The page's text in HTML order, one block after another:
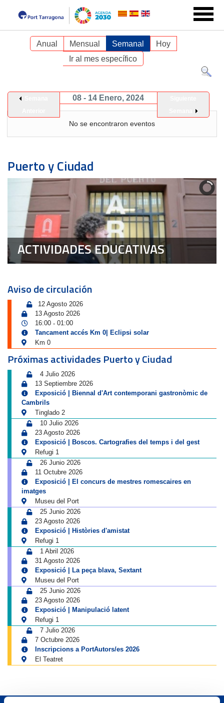
Anual Mensual Semanal
Hoy
Ir al mes específico
08 - 14 Enero, 2024
No se encontraron eventos
Puerto y Ciudad
ACTIVIDADES EDUCATIVAS
Aviso de circulación
12 Agosto 2026
13 Agosto 2026
16:00 - 01:00
Tancament accés Km 0| Eclipsi solar
Km 0
Próximas actividades Puerto y Ciudad
4 Julio 2026
13 Septiembre 2026
Exposició | Biennal d'Art contemporani gastronòmic de
Cambrils
Tinglado 2
10 Julio 2026
23 Agosto 2026
Exposició | Boscos. Cartografies del temps i del gest
Refugi 1
26 Junio 2026
11 Octubre 2026
Exposició | El concurs de mestres romescaires en
imatges
Museu del Port
25 Junio 2026
23 Agosto 2026
Exposició | Històries d'amistat
Refugi 1
1 Abril 2026
31 Agosto 2026
Exposició | La peça blava, Sextant
Museu del Port
25 Junio 2026
23 Agosto 2026
Exposició | Manipulació latent
Refugi 1
7 Julio 2026
7 Octubre 2026
Inscripcions a PortAutors/es 2026
El Teatret